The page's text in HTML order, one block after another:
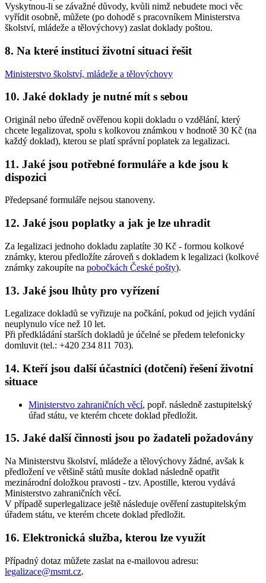
Vyskytnou-li se závažné důvody, kvůli nimž nebudete moci věc
vyřídit osobně, můžete (po dohodě s pracovníkem Ministerstva
školství, mládeže a tělovýchovy) zaslat doklady poštou.
8. Na které instituci životní situaci řešit
Ministerstvo školství, mládeže a tělovýchovy
10. Jaké doklady je nutné mít s sebou
Originál nebo úředně ověřenou kopii dokladu o vzdělání, který
chcete legalizovat, spolu s kolkovou známkou v hodnotě 30 Kč (na
každý doklad), kterou se platí správní poplatek za legalizaci.
11. Jaké jsou potřebné formuláře a kde jsou k
dispozici
Předepsané formuláře nejsou stanoveny.
12. Jaké jsou poplatky a jak je lze uhradit
Za legalizaci jednoho dokladu zaplatíte 30 Kč - formou kolkové
známky, kterou předložíte zároveň s dokladem k legalizaci (kolkové
známky zakoupíte na pobočkách České pošty).
13. Jaké jsou lhůty pro vyřízení
Legalizace dokladů se vyřizuje na počkání, pokud od jejich vydání
neuplynulo více než 10 let.
Při předkládání starších dokladů je účelné se předem telefonicky
domluvit (tel.: +420 234 811 703).
14. Kteří jsou další účastníci (dotčení) řešení životní
situace
Ministerstvo zahraničních věcí, popř. následně zastupitelský
úřad státu, ve kterém chcete doklad předložit.
15. Jaké další činnosti jsou po žadateli požadovány
Na Ministerstvu školství, mládeže a tělovýchovy žádné, avšak k
předložení ve většině států musíte doklad následně opatřit
mezinárodní doložkou pravosti - tzv. Apostille, kterou vydává
Ministerstvo zahraničních věcí.
V případě superlegalizace ještě následuje ověření zastupitelským
úřadem státu, ve kterém chcete doklad předložit.
16. Elektronická služba, kterou lze využít
Případný dotaz můžete zaslat na e-mailovou adresu:
legalizace@msmt.cz.